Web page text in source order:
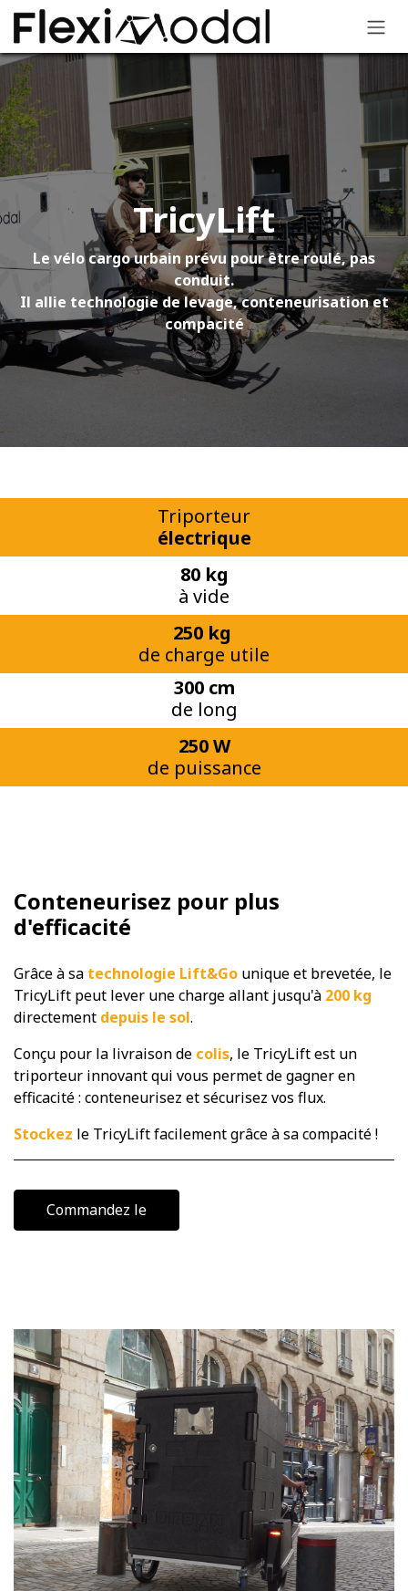
Se rendre au contenu
TricyLift
Le vélo cargo urbain prévu pour être roulé, pas
conduit.
Il allie technologie de levage, conteneurisation et
compacité
Triporteur
électrique
80 kg
à vide
250 kg
de charge utile
300 cm
de long
250 W
de puissance
Conteneurisez pour plus
d'efficacité
Grâce à sa technologie Lift&Go unique et brevetée, le
TricyLift peut lever une charge allant jusqu'à 200 kg
directement depuis le sol.
Conçu pour la livraison de colis, le TricyLift est un
triporteur innovant qui vous permet de gagner en
efficacité : conteneurisez et sécurisez vos flux.
Stockez le TricyLift facilement grâce à sa compacité !
Commandez le